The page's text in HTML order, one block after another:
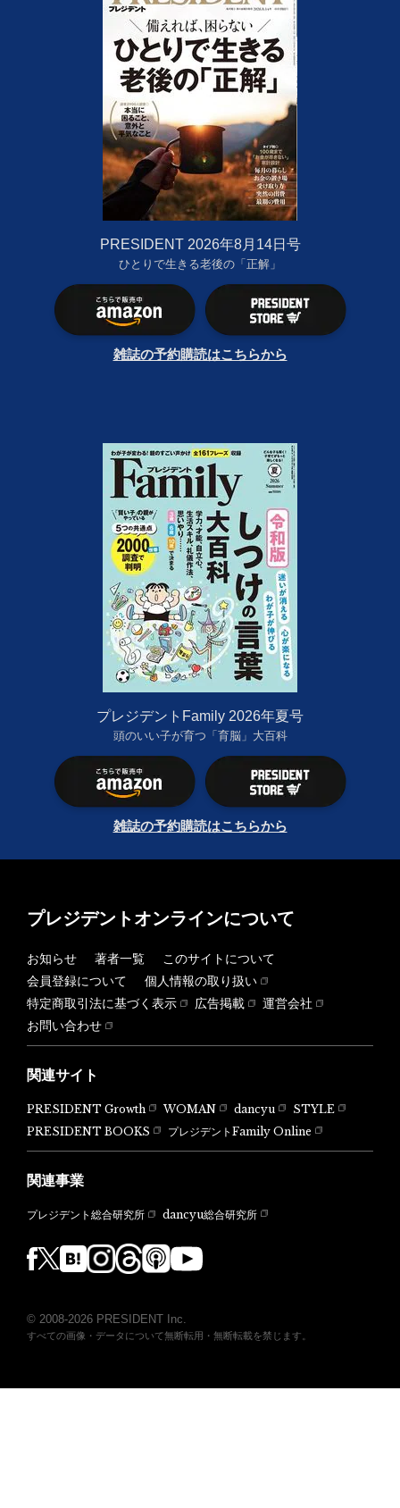
PRESIDENT 2026年8月14日号
ひとりで生きる老後の「正解」
雑誌の予約購読はこちらから
プレジデントFamily 2026年夏号
頭のいい子が育つ「育脳」大百科
雑誌の予約購読はこちらから
プレジデントオンラインについて
お知らせ 著者一覧
このサイトについて
会員登録について
個人情報の取り扱い
特定商取引法に基づく表示
広告掲載
運営会社
お問い合わせ
関連サイト
PRESIDENT Growth WOMAN dancyu
STYLE
PRESIDENT BOOKS
プレジデントFamily Online
関連事業
プレジデント総合研究所 dancyu総合研究所
© 2008-2026 PRESIDENT Inc.
すべての画像・データについて無断転用・無断転載を禁じます。